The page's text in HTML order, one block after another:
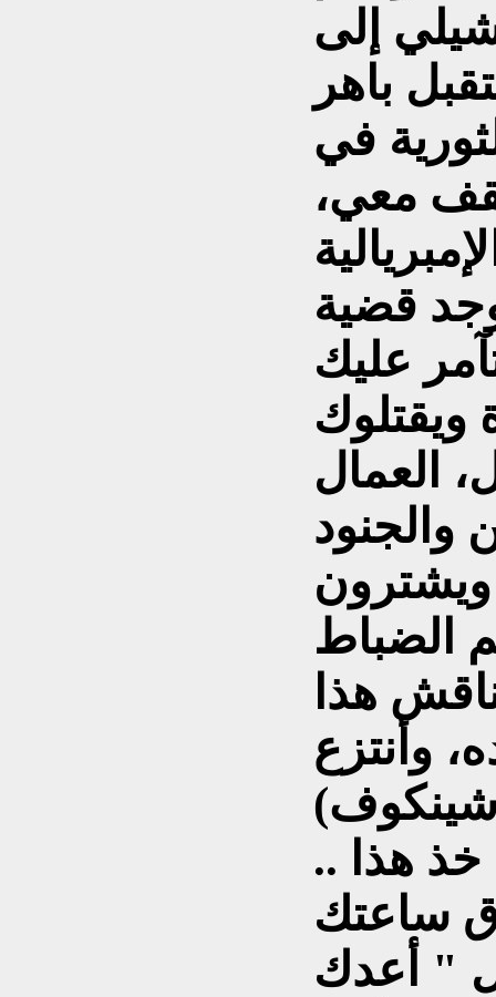
إلى
في
معي،
قضية
عليك
العمال
ويشترون
هذا
وأنتزع
خذ هذا ..
" أعدك